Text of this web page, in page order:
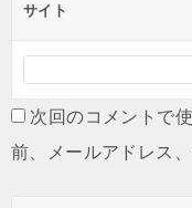
サイト
次回のコメントで
前、メールアドレス